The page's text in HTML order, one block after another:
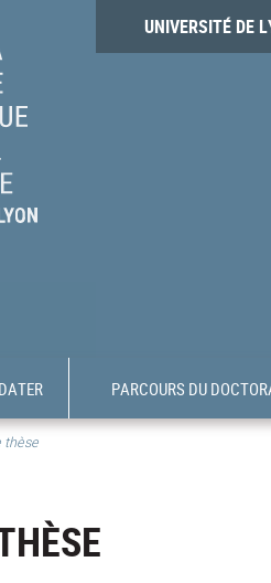
UNIVERSITÉ DE
PARCOURS DU
thèse